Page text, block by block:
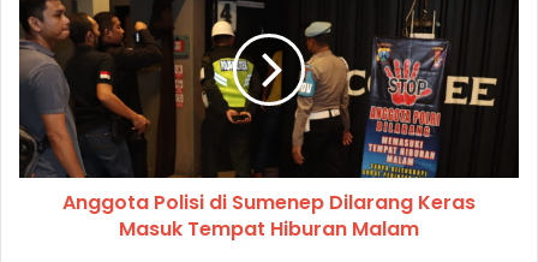
Anggota Polisi di Sumenep Dilarang Keras
Masuk Tempat Hiburan Malam